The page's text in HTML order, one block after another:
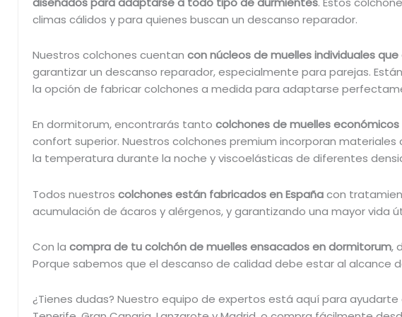
– Tejido exterior en viscosa 100% natural con
bordados de diseño renacentista. Suave y
– Capas confort SuitPlus soja de 30 mm y 20 mm
en en la parte superior y otra de 20 mm en la
capa inferior del colchón.
perforado. Gran adaptabilidad, mejora la acogida
y alivia las tensiones. Tratamiento especial del
material que permite un alto grado de aireación.
la proliferación de ácaros, hongos y bacterias.
– Anatómico. Sus materiales se adaptan de
una buena postura vertebral.
– Hipoalergénico. Materiales tratados
reacciones alérgicas.
–
con
–
su
la
–
climas cálidos y para quienes buscan un descanso reparador.
Nuestros colchones cuentan con núcleos de muelles individuales
garantizar un descanso reparador, especialmente para parejas.
la opción de fabricar colchones a medida para adaptarse
En dormitorum, encontrarás tanto colchones de muelles
confort superior. Nuestros colchones premium incorporan
la temperatura durante la noche y viscoelásticas de diferentes
Todos nuestros colchones están fabricados en Españacon
acumulación de ácaros y alérgenos, y garantizando una mayor vida
Con la compra de tu colchón de muelles ensacados en dormitorum,
Porque sabemos que el descanso de calidad debe estar al alcance
¿Tienes dudas? Nuestro equipo de expertos está aquí para